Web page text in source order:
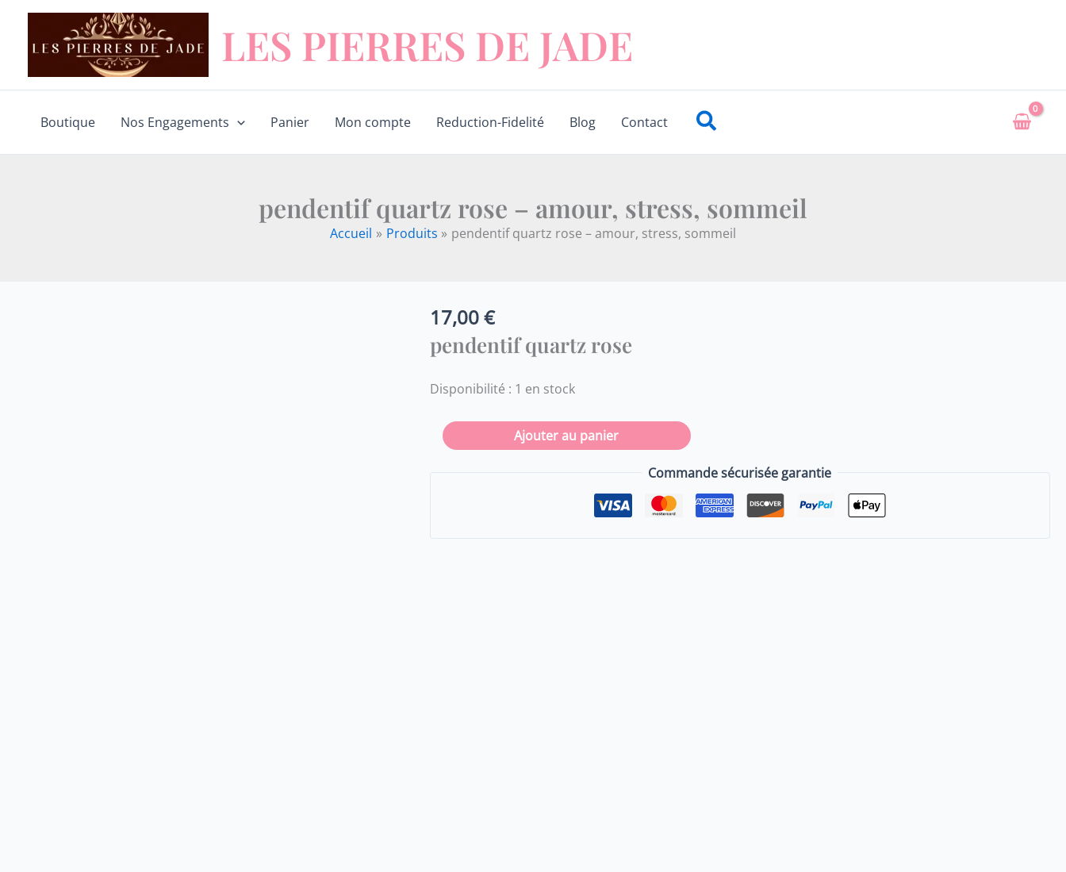
contenu
LES PIERRES DE JADE
Boutique Nos Engagements Panier Mon compte Reduction-Fidelité Blog Contact Rechercher
pendentif quartz rose – amour, stress, sommeil
Accueil Produits pendentif quartz rose – amour, stress, sommeil
17,00€
pendentif quartz rose
Disponibilité : 1 en stock
quantité
pendentif
rose
amour,
Ajouter au panier
Commande sécurisée garantie